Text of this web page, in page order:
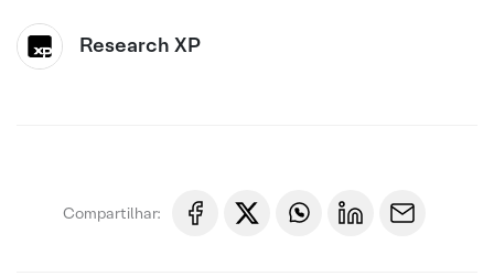
Research XP
Compartilhar: